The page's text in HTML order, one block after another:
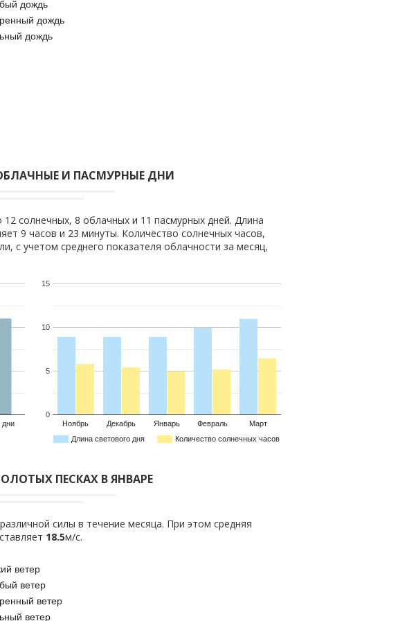
дождь
дождь
дождь
И ПАСМУРНЫЕ ДНИ
солнечных, 8 облачных и 11 пасмурных дней. Длина
9 часов и 23 минуты. Количество солнечных часов,
с учетом среднего показателя облачности за месяц,
дни
Длина светового дня Количество солнечных часов
Ноябрь Декабрь Январь Февраль Март
0
5
10
15
ПЕСКАХ В ЯНВАРЕ
силы в течение месяца. При этом средняя
18.5м/с.
ветер
ветер
ветер
ветер